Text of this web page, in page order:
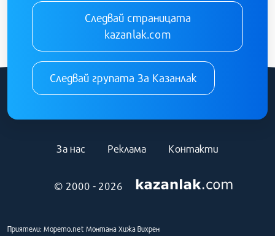
Следвай страницата
kazanlak.com
Следвай групата За Казанлак
© 2000 - 2026
За нас Реклама Контакти
Приятели: Морето.net Монтана Хижа Вихрен